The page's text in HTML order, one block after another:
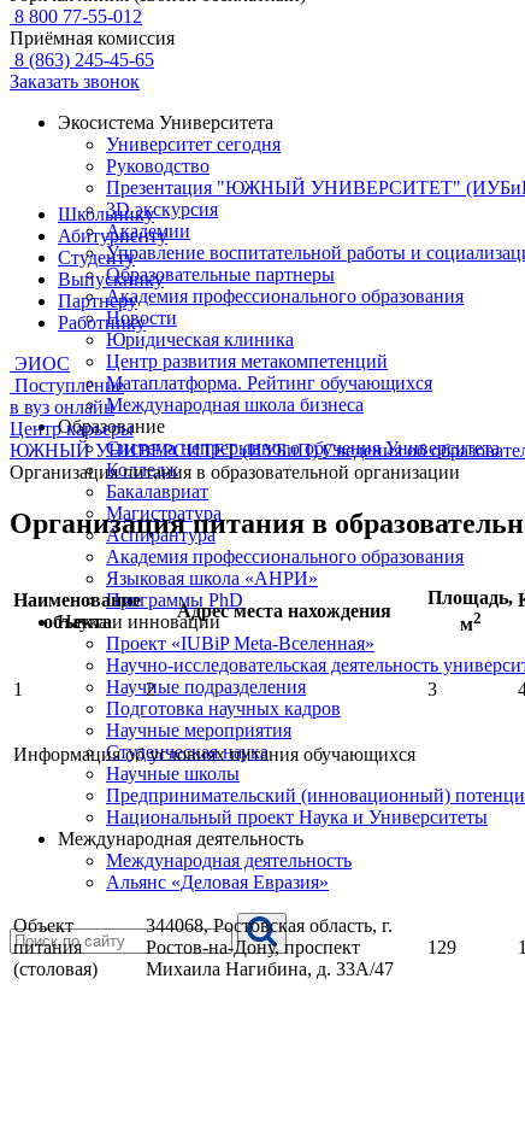
8 800 77-55-012
Приёмная комиссия
8 (863) 245-45-65
Заказать звонок
Экосистема Университета
Университет сегодня
Руководство
Презентация "ЮЖНЫЙ УНИВЕРСИТЕТ"
3D экскурсия
Академии
Управление воспитательной работы и
Образовательные партнеры
Академия профессионального образования
Новости
Юридическая клиника
Центр развития метакомпетенций
Матаплатформа. Рейтинг обучающихся
Международная школа бизнеса
Образование
Система непрерывного обучения Университета
Колледж
Бакалавриат
Магистратура
Аспирантура
Академия профессионального образования
Языковая школа «АНРИ»
Программы PhD
Наука и инновации
Проект «IUBiP Meta-Вселенная»
Научно-исследовательская деятельность
Научные подразделения
Подготовка научных кадров
Научные мероприятия
Студенческая наука
Научные школы
Предпринимательский (инновационный)
Национальный проект Наука и Университеты
Международная деятельность
Международная деятельность
Альянс «Деловая Евразия»
Школьнику
Абитуриенту
Студенту
Выпускнику
Партнеру
Работнику
ЭИОС
Поступление
в вуз онлайн
Центр карьеры
ЮЖНЫЙ УНИВЕРСИТЕТ (ИУБиП)Сведения об
Организация питания в образовательной организации
Организация питания в
Наименование
объекта
Адрес места нахождения
Площадь,
м2
1 2 3
Информация об условиях питания обучающихся
Объект
питания
(столовая)
344068, Ростовская область, г.
Ростов-на-Дону, проспект
Михаила Нагибина, д. 33А/47
129